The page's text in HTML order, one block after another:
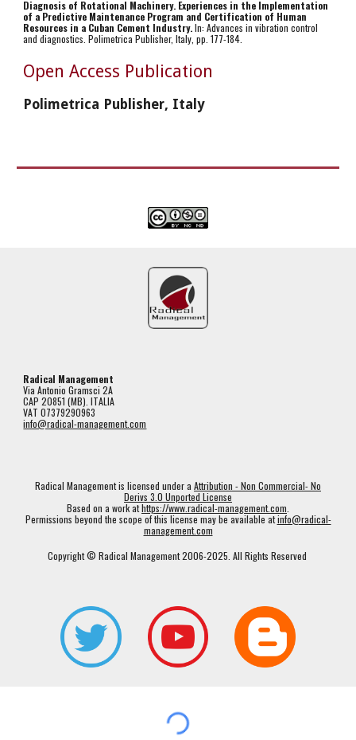
Diagnosis of Rotational Machinery. Experiences in the Implementation
of a Predictive Maintenance Program and Certification of Human
Resources in a Cuban Cement Industry. In: Advances in vibration control
and diagnostics. Polimetrica Publisher, Italy, pp. 177-184.
Open Access Publication
Polimetrica Publisher, Italy
Radical Management
Via Antonio Gramsci 2A
CAP 20851 (MB). ITALIA
VAT 07379290963
info@radical-management.com
Radical Management is licensed under a Attribution - Non Commercial- No
Derivs 3.0 Unported License
Based on a work athttps://www.radical-management.com
Permissions beyond the scope of this license may be available atinfo@radical-
management.com
Copyright © Radical Management 2006-2025. All Rights Reserved